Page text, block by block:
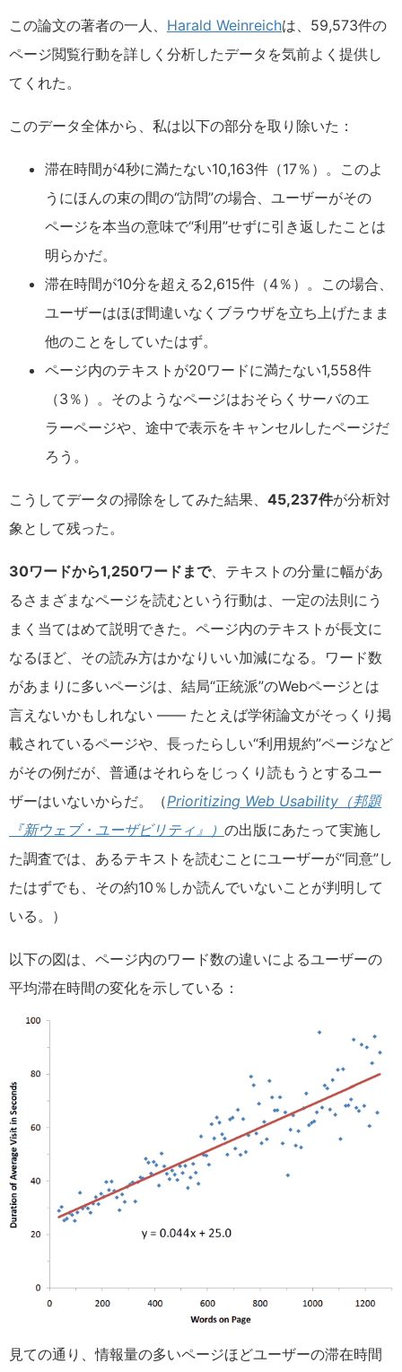
この論文の著者の一人、 Harald Weinreichは、59,573件の
ページ閲覧行動を詳しく分析したデータを気前よく提供し
てくれた。
このデータ全体から、私は以下の部分を取り除いた：
滞在時間が4秒に満たない10,163件（17％）。このよ
うにほんの束の間の“訪問”の場合、ユーザーがその
ページを本当の意味で“利用”せずに引き返したことは
明らかだ。
滞在時間が10分を超える2,615件（4％）。この場合、
ユーザーはほぼ間違いなくブラウザを立ち上げたまま
他のことをしていたはず。
ページ内のテキストが20ワードに満たない1,558件
（3％）。そのようなページはおそらくサーバのエ
ラーページや、途中で表示をキャンセルしたページだ
ろう。
こうしてデータの掃除をしてみた結果、 45,237件が分析対
象として残った。
30ワードから1,250ワードまで、テキストの分量に幅があ
るさまざまなページを読むという行動は、一定の法則にう
まく当てはめて説明できた。ページ内のテキストが長文に
なるほど、その読み方はかなりいい加減になる。ワード数
があまりに多いページは、結局“正統派”のWebページとは
言えないかもしれない —— たとえば学術論文がそっくり掲
載されているページや、長ったらしい“利用規約”ページなど
がその例だが、普通はそれらをじっくり読もうとするユー
ザーはいないからだ。（Prioritizing Web Usability（邦題
『新ウェブ・ユーザビリティ』） の出版にあたって実施し
た調査では、あるテキストを読むことにユーザーが“同意”し
たはずでも、その約10％しか読んでいないことが判明して
いる。）
以下の図は、ページ内のワード数の違いによるユーザーの
平均滞在時間の変化を示している：
見ての通り、情報量の多いページほどユーザーの滞在時間